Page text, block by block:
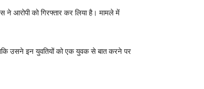
ने आरोपी को गिरफ्तार कर लिया है। मामले में
उसने इन युवतियों को एक युवक से बात करने पर